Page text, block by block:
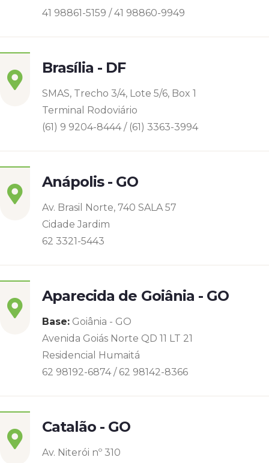
41 98861-5159 / 41 98860-9949
Brasília - DF
SMAS, Trecho 3/4, Lote 5/6, Box 1
Terminal Rodoviário
(61) 9 9204-8444 / (61) 3363-3994
Anápolis - GO
Av. Brasil Norte, 740 SALA 57
Cidade Jardim
62 3321-5443
Aparecida de Goiânia - GO
Base: Goiânia - GO
Avenida Goiás Norte QD 11 LT 21
Residencial Humaitá
62 98192-6874 / 62 98142-8366
Catalão - GO
Av. Niterói nº 310